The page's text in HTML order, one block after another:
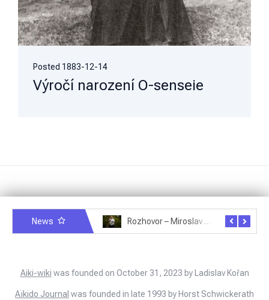
Posted 1883-12-14
Výročí narození O-senseie
News Rozhovor – Miroslav Šmíd – 22.3.2025
Aiki-wiki was founded on October 31, 2023 by Ladislav Kořan
Aïkido Journal was founded in late 1993 by Horst Schwickerath